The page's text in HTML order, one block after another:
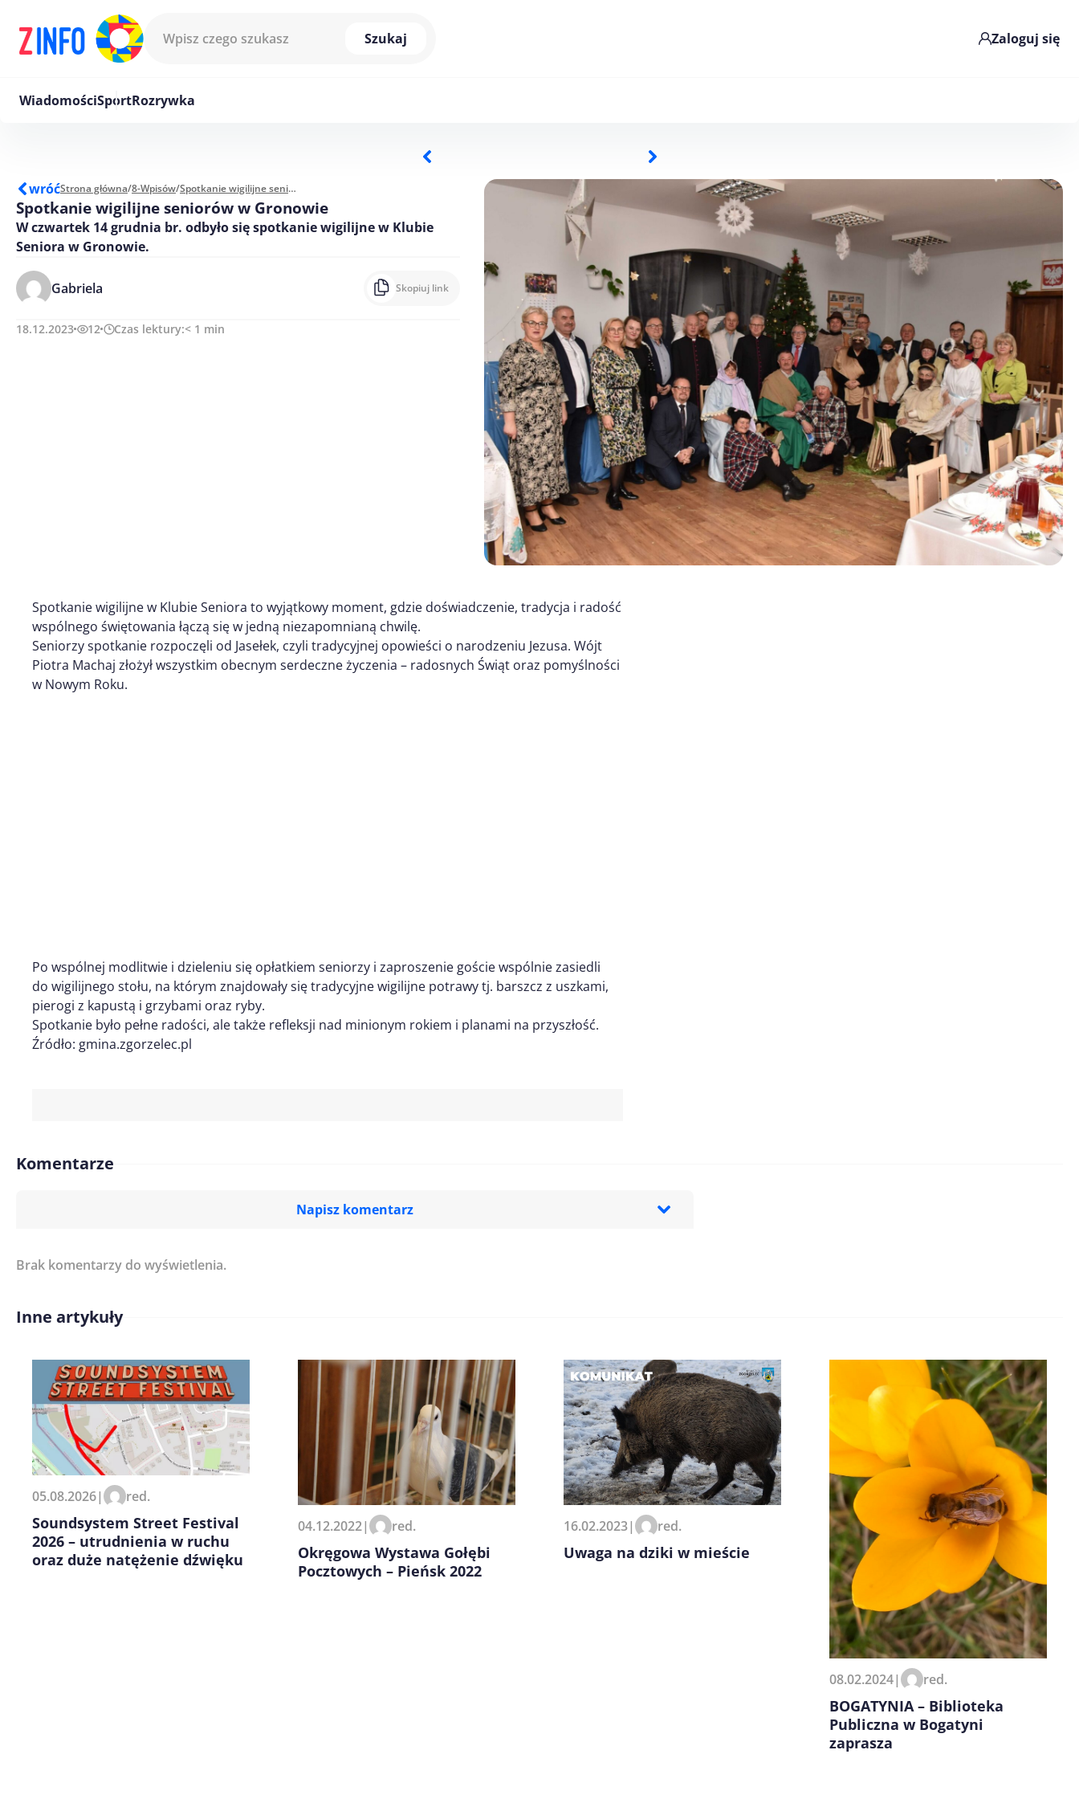
Szukaj
Zaloguj się
WiadomościSportRozrywka
wróćStrona główna/8-Wpisów/ Spotkanie wigilijne seniorów w Gronowie
Spotkanie wigilijne seniorów w Gronowie
W czwartek 14 grudnia br. odbyło się spotkanie wigilijne w Klubie
Seniora w Gronowie.
Gabriela Skopiuj link
18.12.2023 12 Czas lektury:< 1 min
Spotkanie wigilijne w Klubie Seniora to wyjątkowy moment, gdzie doświadczenie, tradycja i radość
wspólnego świętowania łączą się w jedną niezapomnianą chwilę.
Seniorzy spotkanie rozpoczęli od Jasełek, czyli tradycyjnej opowieści o narodzeniu Jezusa. Wójt
Piotra Machaj złożył wszystkim obecnym serdeczne życzenia – radosnych Świąt oraz pomyślności
w Nowym Roku.
Po wspólnej modlitwie i dzieleniu się opłatkiem seniorzy i zaproszenie goście wspólnie zasiedli
do wigilijnego stołu, na którym znajdowały się tradycyjne wigilijne potrawy tj. barszcz z uszkami,
pierogi z kapustą i grzybami oraz ryby.
Spotkanie było pełne radości, ale także refleksji nad minionym rokiem i planami na przyszłość.
Źródło: gmina.zgorzelec.pl
Komentarze
Napisz komentarz
Imię/ Nick*
Zapamiętaj moje dane w tej przeglądarce podczas pisania
kolejnych komentarzy.
Brak komentarzy do wyświetlenia.
Inne artykuły
05.08.2026| red.
Soundsystem Street Festival
2026 – utrudnienia w ruchu
oraz duże natężenie dźwięku
04.12.2022| red.
Okręgowa Wystawa Gołębi
Pocztowych – Pieńsk 2022
16.02.2023| red.
Uwaga na dziki w mieście
08.02.2024| red.
BOGATYNIA – Biblioteka
Publiczna w Bogatyni
zaprasza